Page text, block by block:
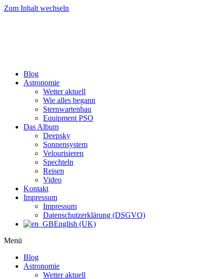
Zum Inhalt wechseln
Blog
Astronomie
Wetter aktuell
Wie alles begann
Sternwartenbau
Equipment PSO
Das Album
Deepsky
Sonnensystem
Velourisieren
Spechteln
Reisen
Video
Kontakt
Impressum
Impressum
Datenschutzerklärung (DSGVO)
English (UK)
Menü
Blog
Astronomie
Wetter aktuell